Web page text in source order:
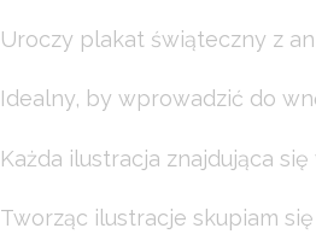
Uroczy plakat świąteczny z
Idealny, by wprowadzić do
Każda ilustracja znajdująca
Tworząc ilustracje skupiam